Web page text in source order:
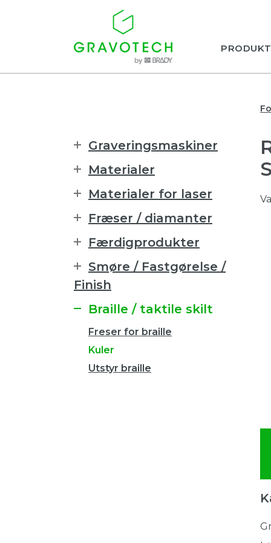
Graveringsmaskiner
Materialer
Materialer for laser
Fræser / diamanter
Færdigprodukter
Smøre / Fastgørelse /
Finish
Braille / taktile skilt
Freser for braille
Kuler
Utstyr braille